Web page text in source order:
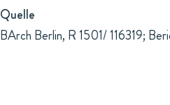
Quelle
BArch Berlin, R 1501/ 116319;